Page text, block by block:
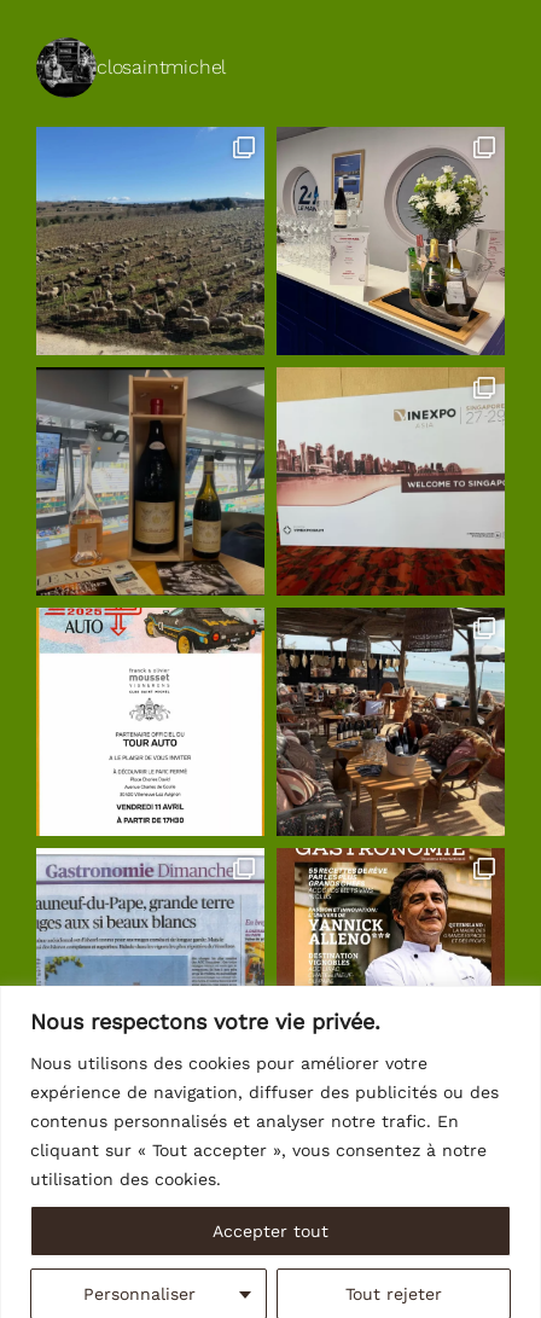
Nous respectons votre vie privée.
Nous utilisons des cookies pour améliorer votre
expérience de navigation, diffuser des publicités ou des
contenus personnalisés et analyser notre trafic. En
cliquant sur « Tout accepter », vous consentez à notre
utilisation des cookies.
Personnaliser Tout rejeter
Accepter tout
closaintmichel
Suivre sur Instagram
© Copyright 2026 | CréditsIntrasite